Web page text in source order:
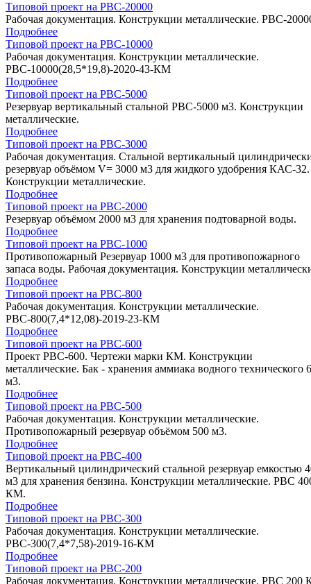
Типовой проект на РВС-20000
Рабочая документация. Конструкции металлические. РВС-
Подробнее
Типовой проект на РВС-10000
Рабочая документация. Конструкции металлические.
РВС-10000(28,5*19,8)-2020-43-КМ
Подробнее
Типовой проект на РВС-5000
Резервуар вертикальный стальной РВС-5000 м3. Конструкции
металлические.
Подробнее
Типовой проект на РВС-3000
Рабочая документация. Стальной вертикальный
резервуар объёмом V= 3000 м3 для жидкого удобрения КАС-32.
Конструкции металлические.
Подробнее
Типовой проект на РВС-2000
Резервуар объёмом 2000 м3 для хранения подтоварной воды.
Подробнее
Типовой проект на РВС-1000
Противопожарный Резервуар 1000 м3 для противопожарного
запаса воды. Рабочая документация. Конструкции
Подробнее
Типовой проект на РВС-800
Рабочая документация. Конструкции металлические.
РВС-800(7,4*12,08)-2019-23-КМ
Подробнее
Типовой проект на РВС-600
Проект РВС-600. Чертежи марки КМ. Конструкции
металлические. Бак - хранения аммиака водного технического
м3.
Подробнее
Типовой проект на РВС-500
Рабочая документация. Конструкции металлические.
Противопожарный резервуар объёмом 500 м3.
Подробнее
Типовой проект на РВС-400
Вертикальный цилиндрический стальной резервуар емкостью
м3 для хранения бензина. Конструкции металлические. РВС
КМ.
Подробнее
Типовой проект на РВС-300
Рабочая документация. Конструкции металлические.
РВС-300(7,4*7,58)-2019-16-КМ
Подробнее
Типовой проект на РВС-200
Рабочая документация. Конструкции металлические. РВС 200